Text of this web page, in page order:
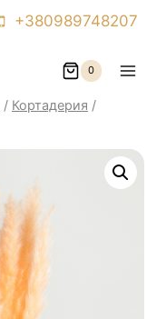
+380989748207
0
/ Кортадерия /